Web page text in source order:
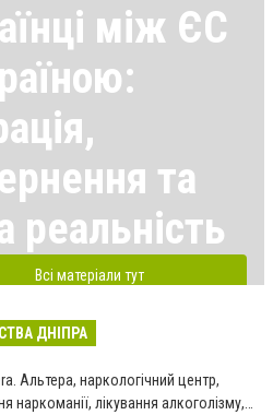
між ЄС
та
реальність
Всі матеріали тут
ДНІПРА
Альтера, наркологічний центр,
наркоманії, лікування алкоголізму,